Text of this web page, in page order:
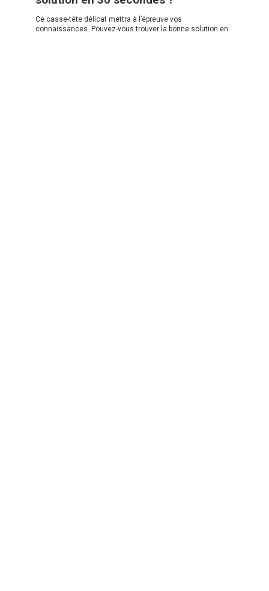
Ce casse-tête délicat mettra à l’épreuve vos
connaissances. Pouvez-vous trouver la bonne solution en